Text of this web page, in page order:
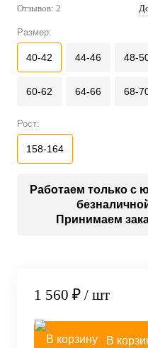
Отзывов: 2
Размер:
40-42 44-46 48-
60-62 64-66 68-
Рост:
158-164
Работаем только с
Принимаем
1 560 ₽ / шт
В